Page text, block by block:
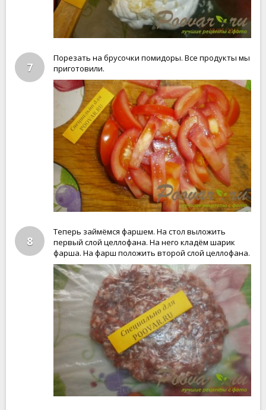
7
Порезать на брусочки помидоры. Все продукты мы
приготовили.
8
Теперь займёмся фаршем. На стол выложить
первый слой целлофана. На него кладём шарик
фарша. На фарш положить второй слой целлофана.